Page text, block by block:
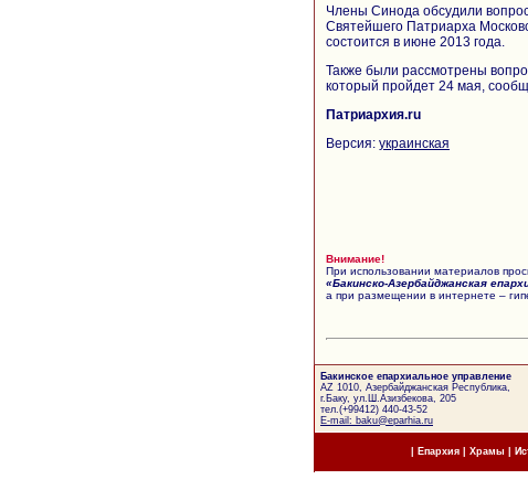
Члены Синода обсудили
Святейшего Патриарха
состоится в июне 2013 года.
Также были рассмотрены
который пройдет 24 мая,
Патриархия.ru
Версия: украинская
Внимание!
При использовании материалов
«Бакинско-Азербайджанская
а при размещении в интернете –
Бакинское епархиальное управление
AZ 1010, Азербайджанская Республика,
г.Баку, ул.Ш.Азизбекова, 205
тел.(+99412) 440-43-52
E-mail: baku@eparhia.ru
Епархия| Храмы